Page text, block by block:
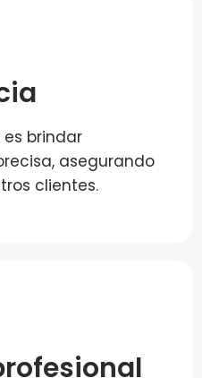
brindar
asegurando
clientes.